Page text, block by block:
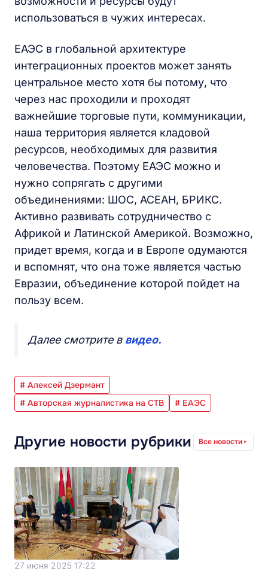
использоваться в чужих интересах.
ЕАЭС в глобальной архитектуре
интеграционных проектов может занять
центральное место хотя бы потому, что
через нас проходили и проходят
важнейшие торговые пути, коммуникации,
наша территория является кладовой
ресурсов, необходимых для развития
человечества. Поэтому ЕАЭС можно и
нужно сопрягать с другими
объединениями: ШОС, АСЕАН, БРИКС.
Активно развивать сотрудничество с
Африкой и Латинской Америкой. Возможно,
придет время, когда и в Европе одумаются
и вспомнят, что она тоже является частью
Евразии, объединение которой пойдет на
пользу всем.
Далее смотрите в видео.
# Алексей Дзермант
# Авторская журналистика на СТВ
# ЕАЭС
Другие новости рубрики Все новости
27 июня 2025 17:22